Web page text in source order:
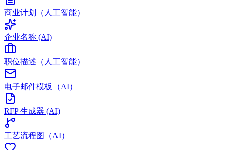
商业计划（人工智能）
企业名称 (AI)
职位描述（人工智能）
电子邮件模板（AI）
RFP 生成器 (AI)
工艺流程图（AI）